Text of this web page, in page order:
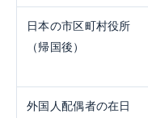
日本の市区町村役所
（帰国後）
外国人配偶者の在日